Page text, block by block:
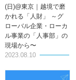
(日)@東京｜越境で磨
かれる「人財」 ～グ
ローバル企業・ローカ
ル事業の「人事部」の
現場から〜
2023.08.10